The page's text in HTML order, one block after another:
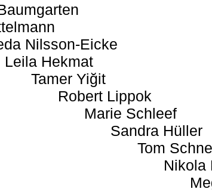
Nilsson-Eicke
Leila Hekmat
Tamer Yiğit
Robert Lippok
Marie Schleef
Sandra Hüller
Tom
Nikola